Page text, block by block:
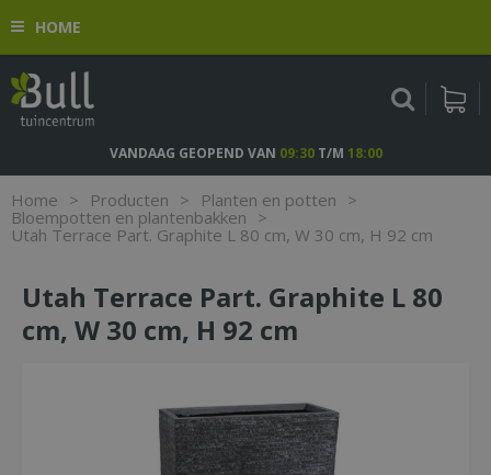
n
o
HOME
Home > Producten > Planten en potten >
Bloempotten en plantenbakken >
Utah Terrace Part. Graphite L 80 cm, W 30 cm, H 92 cm
VANDAAG GEOPEND VAN 09:30T/M 18:00
Utah Terrace Part. Graphite L 80
cm, W 30 cm, H 92 cm